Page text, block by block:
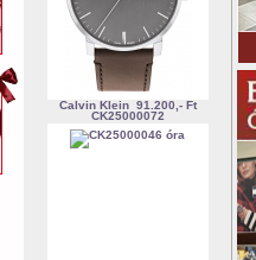
Calvin Klein 91.200,- Ft
CK25000072